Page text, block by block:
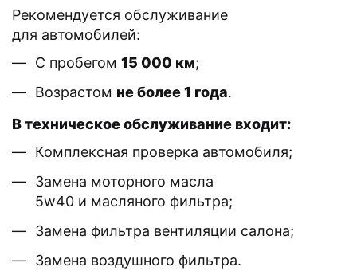
Рекомендуется обслуживание
для автомобилей:
С пробегом 15 000 км;
Возрастом не более 1 года.
В техническое обслуживание входит:
Комплексная проверка автомобиля;
Замена моторного масла
5w40 и масляного фильтра;
Замена фильтра вентиляции салона;
Замена воздушного фильтра.